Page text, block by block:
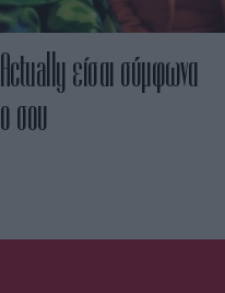
είσαι σύμφωνα
σου